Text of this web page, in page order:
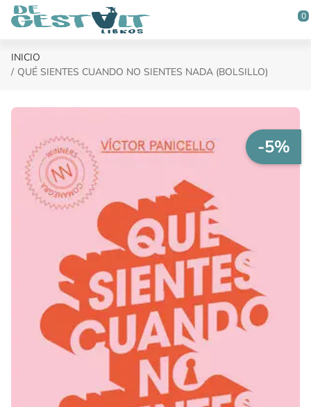
Saltar al contenido principal
0
INICIO
QUÉ SIENTES CUANDO NO SIENTES NADA (BOLSILLO)
-5%